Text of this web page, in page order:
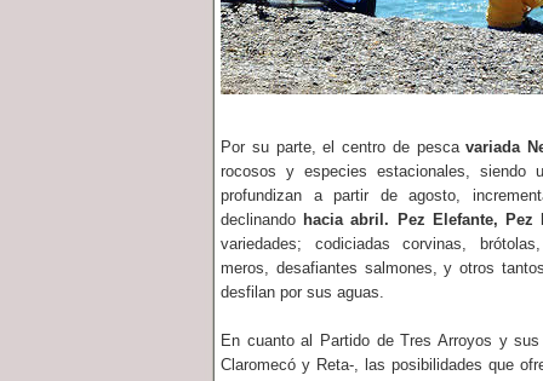
Por su parte, el centro de pescavariada
rocosos y especies estacionales, siendo
profundizan a partir de agosto,
declinando hacia abril. Pez Elefante, Pez
variedades; codiciadas corvinas,
meros, desafiantes salmones, y otros
desfilan por sus aguas.
En cuanto al Partido de Tres Arroyos y
Claromecó y Reta-, las posibilidades que